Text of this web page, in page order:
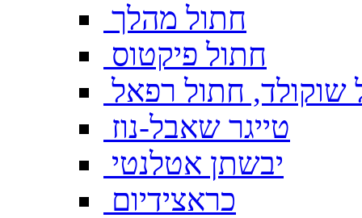
חתול מהלך
חתול פיקטוס
שוקולד, חתול רפאל
טייגר שאבל-נוז
יבשתן אטלנטי
כראצידיום